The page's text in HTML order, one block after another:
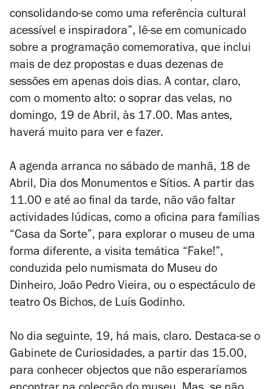
consolidando-se como uma referência cultural
acessível e inspiradora”, lê-se em comunicado
sobre a programação comemorativa, que inclui
mais de dez propostas e duas dezenas de
sessões em apenas dois dias. A contar, claro,
com o momento alto: o soprar das velas, no
domingo, 19 de Abril, às 17.00. Mas antes,
haverá muito para ver e fazer.
A agenda arranca no sábado de manhã, 18 de
Abril, Dia dos Monumentos e Sítios. A partir das
11.00 e até ao final da tarde, não vão faltar
actividades lúdicas, como a oficina para famílias
“Casa da Sorte”, para explorar o museu de uma
forma diferente, a visita temática “Fake!”,
conduzida pelo numismata do Museu do
Dinheiro, João Pedro Vieira, ou o espectáculo de
teatro Os Bichos, de Luís Godinho.
No dia seguinte, 19, há mais, claro. Destaca-se o
Gabinete de Curiosidades, a partir das 15.00,
para conhecer objectos que não esperaríamos